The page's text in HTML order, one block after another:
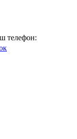
телефон: